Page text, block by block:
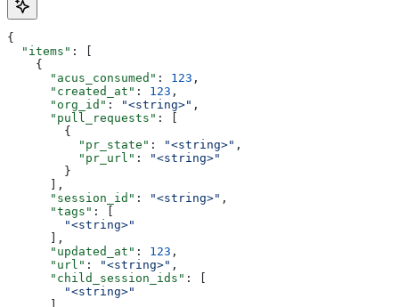
{
  "items"
: [
    {
      "acus_consumed"
: 123 ,
      "created_at"
: 123 ,
      "org_id"
: "<string>" ,
      "pull_requests"
: [
        {
          "pr_state"
: "<string>" ,
          "pr_url"
:
"<string>"
        }
      ],
      "session_id"
: "<string>" ,
      "tags"
: [
        "<string>"
      ],
      "updated_at"
: 123 ,
      "url"
: "<string>" ,
      "child_session_ids"
: [
        "<string>"